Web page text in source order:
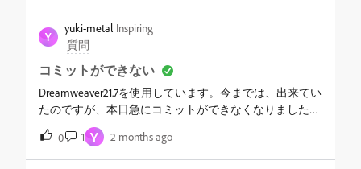
Y
yuki-metal Inspiring
質問
コミットができない
Dreamweaver21.7を使用しています。今までは、出来てい
たのですが、本日急にコミットができなくなりました。
コミットをするとError:Invalid executuble
command:/usr/local/git/bin/gitというエラーが出て、コミ
ットに失敗します。SourcetreeでこのGitにアクセスし
0 1 Y 2 months ago